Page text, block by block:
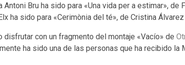
Antoni Bru ha sido para «Una vida per a estimar», de
ha sido para «Cerimònia del té», de Cristina
disfrutar con un fragmento del montaje «Vacío» de
ha sido una de las personas que ha recibido la